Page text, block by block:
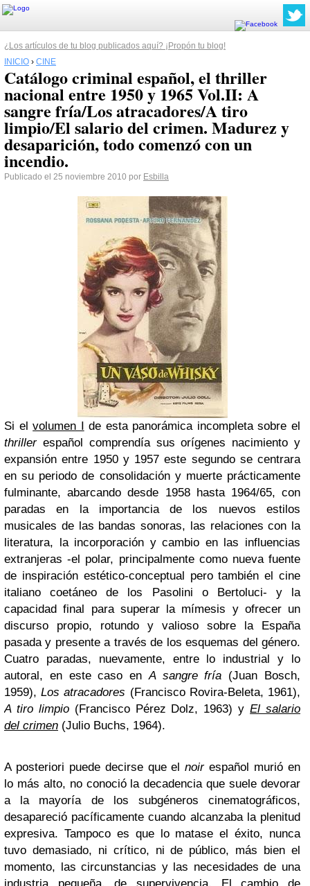
¿Los artículos de tu blog publicados aquí? ¡Propón tu blog!
INICIO › CINE
Catálogo criminal español, el thriller
nacional entre 1950 y 1965 Vol.II: A
sangre fría/Los atracadores/A tiro
limpio/El salario del crimen. Madurez y
desaparición, todo comenzó con un
incendio.
Publicado el 25 noviembre 2010 por Esbilla
Si elvolumen I de esta panorámica incompleta sobre el
thriller español comprendía sus orígenes nacimiento y
expansión entre 1950 y 1957 este segundo se centrara
en su periodo de consolidación y muerte prácticamente
fulminante, abarcando desde 1958 hasta 1964/65, con
paradas en la importancia de los nuevos estilos
musicales de las bandas sonoras, las relaciones con la
literatura, la incorporación y cambio en las influencias
extranjeras -el polar, principalmente como nueva fuente
de inspiración estético-conceptual pero también el cine
italiano coetáneo de los Pasolini o Bertoluci- y la
capacidad final para superar la mímesis y ofrecer un
discurso propio, rotundo y valioso sobre la España
pasada y presente a través de los esquemas del género.
Cuatro paradas, nuevamente, entre lo industrial y lo
autoral, en este caso enA sangre fría (Juan Bosch,
1959),Los atracadores (Francisco Rovira-Beleta, 1961),
A tiro limpio(Francisco Pérez Dolz, 1963) yEl salario
del crimen (Julio Buchs, 1964).
A posteriori puede decirse que elnoirespañol murió en
lo más alto, no conoció la decadencia que suele devorar
a la mayoría de los subgéneros cinematográficos,
desapareció pacíficamente cuando alcanzaba la plenitud
expresiva. Tampoco es que lo matase el éxito, nunca
tuvo demasiado, ni crítico, ni de público, más bien el
momento, las circunstancias y las necesidades de una